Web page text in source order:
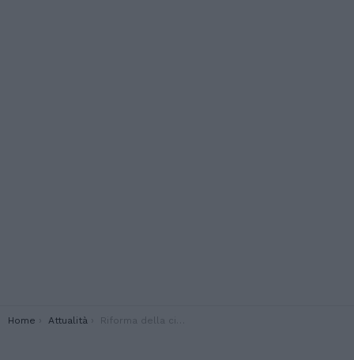
You are here:
Home Attualità Riforma della cittadinanza, primo ok allo “ius scholae” dal Parlamento italiano